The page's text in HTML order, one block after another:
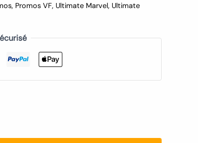
, Promos VF, Ultimate Marvel, Ultimate